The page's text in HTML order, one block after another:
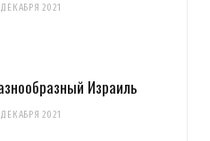
ДЕКАБРЯ 2021
Израиль
ДЕКАБРЯ 2021